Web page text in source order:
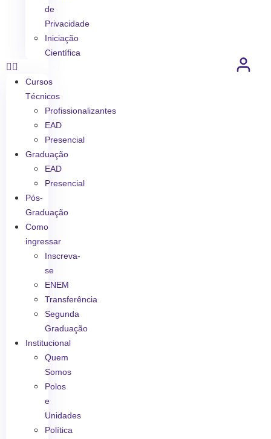
de
Privacidade
Iniciação
Científica
Cursos
Técnicos
Profissionalizantes
EAD
Presencial
Graduação
EAD
Presencial
Pós-
Graduação
Como
ingressar
Inscreva-
se
ENEM
Transferência
Segunda
Graduação
Institucional
Quem
Somos
Polos
e
Unidades
Política